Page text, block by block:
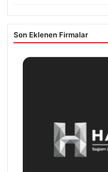
Son Eklenen Firmalar